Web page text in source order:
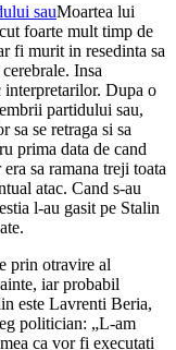
Moartea lui
foarte mult timp de
fi murit in resedinta sa
Insa
interpretarilor. Dupa o
partidului sau,
se retraga si sa
prima data de cand
sa ramana treji toata
atac. Cand s-au
l-au gasit pe Stalin
prin otravire al
iar probabil
este Lavrenti Beria,
politician: „L-am
ca vor fi executati